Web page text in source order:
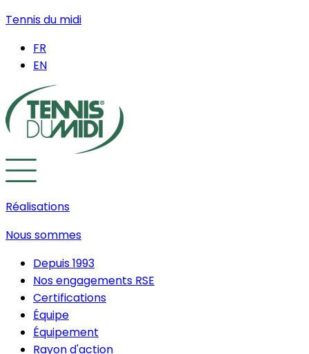
Tennis du midi
FR
EN
Réalisations
Nous sommes
Depuis 1993
Nos engagements RSE
Certifications
Équipe
Équipement
Rayon d'action